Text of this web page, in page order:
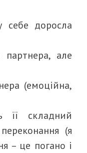
себе доросла
але
(емоційна,
складний
(я
– це погано і